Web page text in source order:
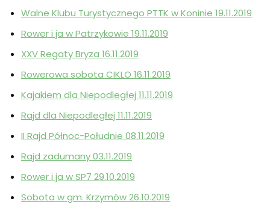
Walne Klubu Turystycznego PTTK w Koninie 19.11.2019
Rower i ja w Patrzykowie 19.11.2019
XXV Regaty Bryza 16.11.2019
Rowerowa sobota CIKLO 16.11.2019
Kajakiem dla Niepodległej 11.11.2019
Rajd dla Niepodległej 11.11.2019
II Rajd Północ-Południe 08.11.2019
Rajd zadumany 03.11.2019
Rower i ja w SP7 29.10.2019
Sobota w gm. Krzymów 26.10.2019